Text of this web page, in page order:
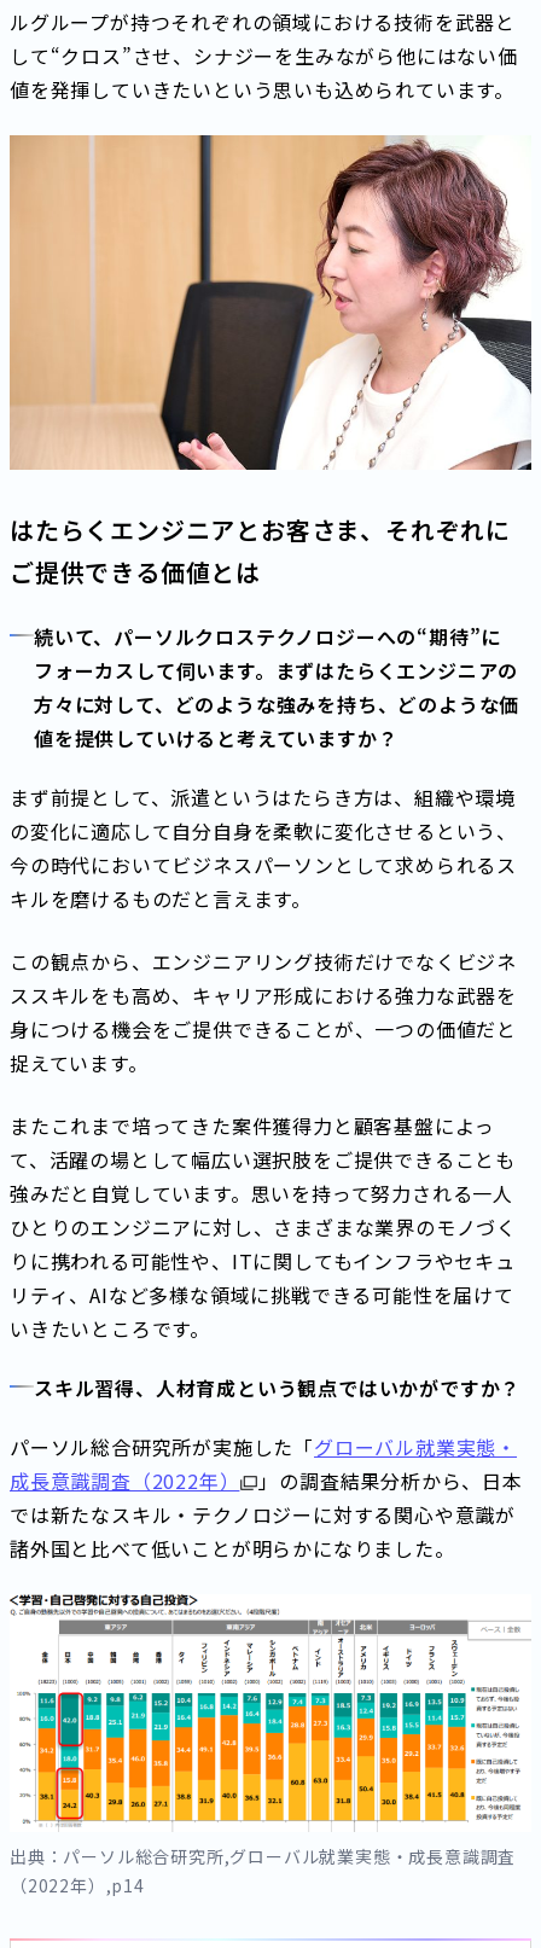
ルグループが持つそれぞれの領域における技術を武器と
して“クロス”させ、シナジーを生みながら他にはない価
値を発揮していきたいという思いも込められています。
はたらくエンジニアとお客さま、それぞれに
ご提供できる価値とは
続いて、パーソルクロステクノロジーへの“期待”に
フォーカスして伺います。まずはたらくエンジニアの
方々に対して、どのような強みを持ち、どのような価
値を提供していけると考えていますか？
まず前提として、派遣というはたらき方は、組織や環境
の変化に適応して自分自身を柔軟に変化させるという、
今の時代においてビジネスパーソンとして求められるス
キルを磨けるものだと言えます。
この観点から、エンジニアリング技術だけでなくビジネ
ススキルをも高め、キャリア形成における強力な武器を
身につける機会をご提供できることが、一つの価値だと
捉えています。
またこれまで培ってきた案件獲得力と顧客基盤によっ
て、活躍の場として幅広い選択肢をご提供できることも
強みだと自覚しています。思いを持って努力される一人
ひとりのエンジニアに対し、さまざまな業界のモノづく
りに携われる可能性や、ITに関してもインフラやセキュ
リティ、AIなど多様な領域に挑戦できる可能性を届けて
いきたいところです。
スキル習得、人材育成という観点ではいかがですか？
パーソル総合研究所が実施した「グローバル就業実態・
成長意識調査（2022年）
」の調査結果分析から、日本
では新たなスキル・テクノロジーに対する関心や意識が
諸外国と比べて低いことが明らかになりました。
出典：パーソル総合研究所,グローバル就業実態・成長意識調査
（2022年）,p14